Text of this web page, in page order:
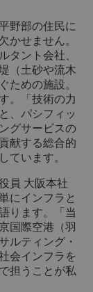
野部の住民に
かせません。
タント会社、
（土砂や流木
ための施設。
。「技術の力
、パシフィッ
グサービスの
献する総合的
ています。
員 大阪本社
にインフラと
ります。「当
国際空港（羽
ルティング・
会インフラを
担うことが私